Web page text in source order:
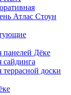
Атлас Стоун
Дёке
доски